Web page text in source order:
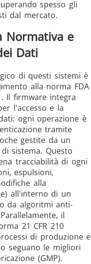
spesso gli
dal mercato.
Normativa e
Dati
di questi sistemi è
alla norma FDA
Il firmware integra
l'accesso e la
ogni operazione è
tramite
gestite da un
sistema. Questo
tracciabilità di ogni
espulsioni,
alla
all'interno di un
da algoritmi anti-
il
21 CFR 210
di produzione e
seguano le migliori
(GMP).